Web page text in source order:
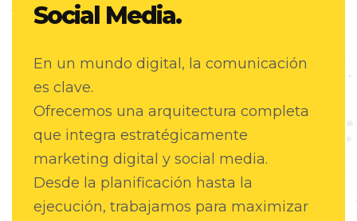
Social Media.
En un mundo digital, la comunicación
es clave.
Ofrecemos una arquitectura completa
que integra estratégicamente
marketing digital y social media.
Desde la planificación hasta la
ejecución, trabajamos para maximizar